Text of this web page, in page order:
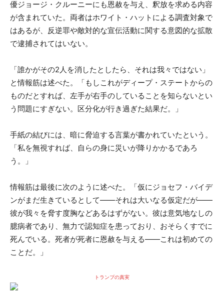
優ジョージ・クルーニーにも恩赦を与え、釈放を求める内容
が含まれていた。両者はホワイト・ハットによる調査対象で
はあるが、反逆罪や敵対的な宣伝活動に関する意図的な拡散
で逮捕されてはいない。
「誰かがその2人を消したとしたら、それは我々ではない」
と情報筋は述べた。「もしこれがディープ・ステートからの
ものだとすれば、左手が右手のしていることを知らないとい
う問題にすぎない。区分化が行き過ぎた結果だ。」
手紙の結びには、暗に脅迫する言葉が書かれていたという。
「私を無視すれば、自らの身に災いが降りかかるであろ
う。」
情報筋は最後に次のように述べた。「仮にジョセフ・バイデ
ンがまだ生きているとして——それは大いなる仮定だが——
彼が我々を脅す度胸などあるはずがない。彼は意気地なしの
臆病者であり、無力で認知症を患っており、おそらくすでに
死んでいる。死者が死者に恩赦を与える——これは初めての
ことだ。」
トランプの真実